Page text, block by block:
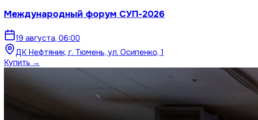
Международный форум СУП-2026
19 августа, 06:00
ДК Нефтяник, г. Тюмень, ул. Осипенко, 1
Купить →